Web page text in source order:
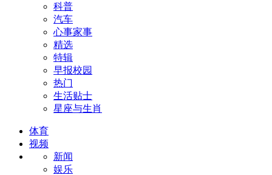
科普
汽车
心事家事
精选
特辑
早报校园
热门
生活贴士
星座与生肖
体育
视频
新闻
娱乐